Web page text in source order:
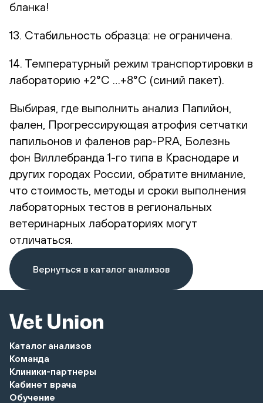
бланка!
13. Стабильность образца: не ограничена.
14. Температурный режим транспортировки в
лабораторию +2°С …+8°С (синий пакет).
Выбирая, где выполнить анализ Папийон,
фален, Прогрессирующая атрофия сетчатки
папильонов и фаленов pap-PRA, Болезнь
фон Виллебранда 1-го типа в Краснодаре и
других городах России, обратите внимание,
что стоимость, методы и сроки выполнения
лабораторных тестов в региональных
ветеринарных лабораториях могут
отличаться.
Вернуться в каталог анализов
Каталог анализов
Команда
Клиники-партнеры
Кабинет врача
Обучение